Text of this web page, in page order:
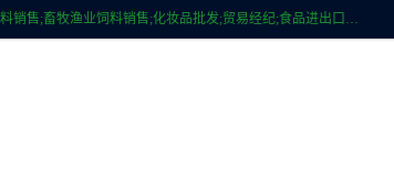
广州维圣橄榄油有限公司成立于2013年，注册地位于广州市白云区。经营范围包括饲料原料销售;畜牧渔业饲料销售;化妆品批发;贸易经纪;食品进出口等，主要产品有：橄榄果渣油，橄榄油，纯橄榄油等。